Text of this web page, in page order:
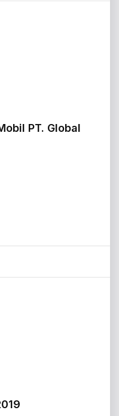
PT. Global